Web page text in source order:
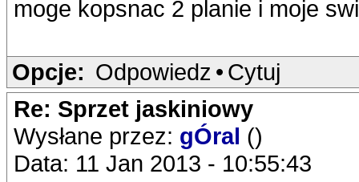
moge kopsnac 2 planie i moje
Opcje: Odpowiedz • Cytuj
Re: Sprzet jaskiniowy
Wysłane przez: gÓral ()
Data: 11 Jan 2013 - 10:55:43